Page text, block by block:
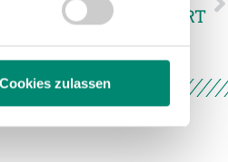
unserer
zulassen
SPIEL GESICHERT